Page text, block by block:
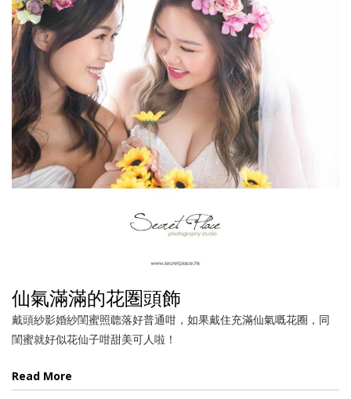
仙氣滿滿的花圏頭飾
戴頭紗影婚紗閨蜜照聼落好普通咁，如果戴住充滿仙氣嘅花圈，同
閨蜜就好似花仙子咁甜美可人啦！
Read More